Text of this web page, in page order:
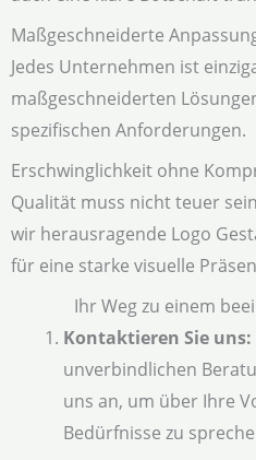
Maßgeschneiderte
Jedes Unternehmen ist
maßgeschneiderten
spezifischen Anforderungen.
Erschwinglichkeit ohne
Qualität muss nicht teuer
wir herausragende Logo
für eine starke visuelle
Ihr Weg zu einem
Kontaktieren Sie uns:
unverbindlichen
uns an, um über Ihre
Bedürfnisse zu